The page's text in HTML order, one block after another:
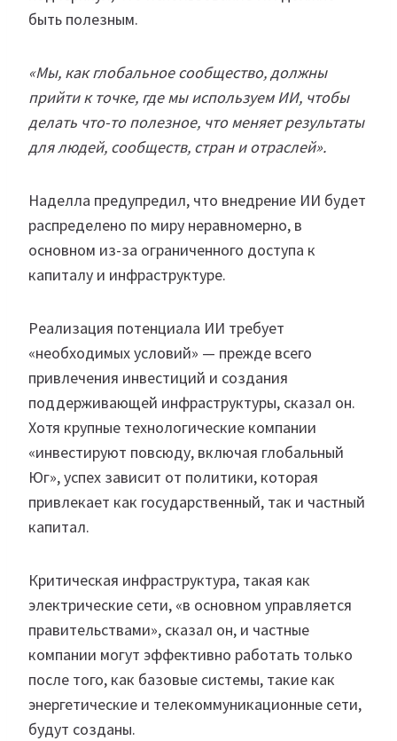
быть полезным.
«Мы, как глобальное сообщество, должны
прийти к точке, где мы используем ИИ, чтобы
делать что-то полезное, что меняет результаты
для людей, сообществ, стран и отраслей».
Наделла предупредил, что внедрение ИИ будет
распределено по миру неравномерно, в
основном из-за ограниченного доступа к
капиталу и инфраструктуре.
Реализация потенциала ИИ требует
«необходимых условий» — прежде всего
привлечения инвестиций и создания
поддерживающей инфраструктуры, сказал он.
Хотя крупные технологические компании
«инвестируют повсюду, включая глобальный
Юг», успех зависит от политики, которая
привлекает как государственный, так и частный
капитал.
Критическая инфраструктура, такая как
электрические сети, «в основном управляется
правительствами», сказал он, и частные
компании могут эффективно работать только
после того, как базовые системы, такие как
энергетические и телекоммуникационные сети,
будут созданы.